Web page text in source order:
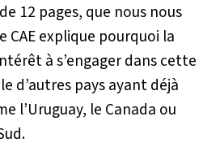
12 pages, que nous nous
CAE explique pourquoi la
à s’engager dans cette
d’autres pays ayant déjà
l’Uruguay, le Canada ou